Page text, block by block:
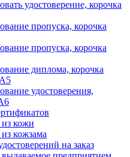
удостоверение, корочка
пропуска, корочка
пропуска, корочка
диплома, корочка
удостоверения,
из кожи
кожзама
на заказ